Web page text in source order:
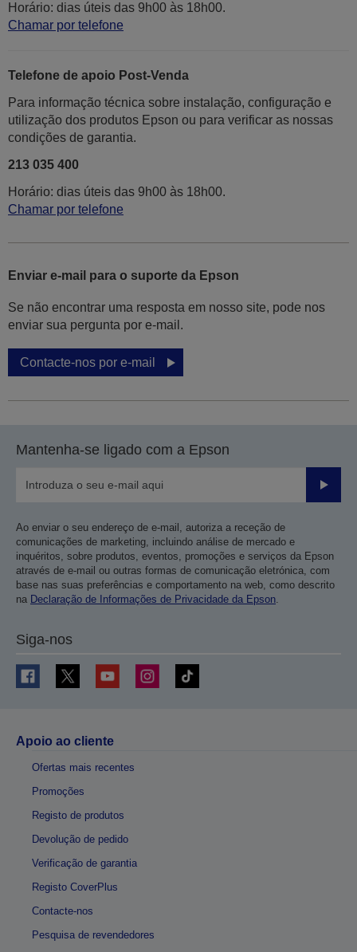
Horário: dias úteis das 9h00 às 18h00.
Chamar por telefone
Telefone de apoio Post-Venda
Para informação técnica sobre instalação, configuração e
utilização dos produtos Epson ou para verificar as nossas
condições de garantia.
213 035 400
Horário: dias úteis das 9h00 às 18h00.
Chamar por telefone
Enviar e-mail para o suporte da Epson
Se não encontrar uma resposta em nosso site, pode nos
enviar sua pergunta por e-mail.
Contacte-nos por e-mail
Mantenha-se ligado com a Epson
Enviar
Ao enviar o seu endereço de e-mail, autoriza a receção de
comunicações de marketing, incluindo análise de mercado e
inquéritos, sobre produtos, eventos, promoções e serviços da Epson
através de e-mail ou outras formas de comunicação eletrónica, com
base nas suas preferências e comportamento na web, como descrito
na Declaração de Informações de Privacidade da Epson.
Siga-nos
Apoio ao cliente
Ofertas mais recentes
Promoções
Registo de produtos
Devolução de pedido
Verificação de garantia
Registo CoverPlus
Contacte-nos
Pesquisa de revendedores